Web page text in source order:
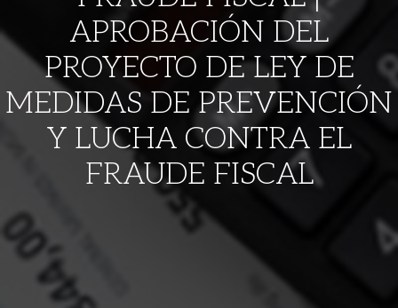
APROBACIÓN DEL
PROYECTO DE LEY DE
MEDIDAS DE PREVENCIÓN
Y LUCHA CONTRA EL
FRAUDE FISCAL